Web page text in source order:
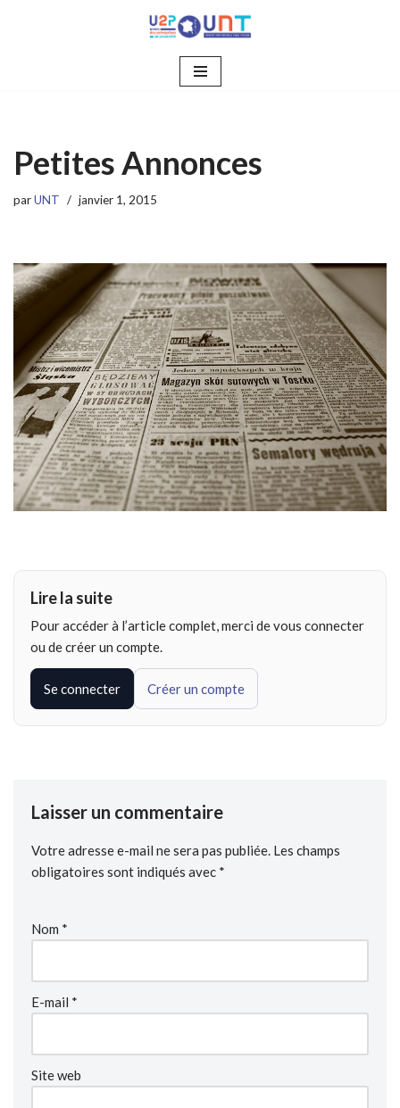
Petites Annonces
parUNT janvier 1, 2015
Lire la suite
Pour accéder à l’article complet, merci de vous connecter
ou de créer un compte.
Se connecter Créer un compte
Laisser un commentaire
Votre adresse e-mail ne sera pas publiée. Les champs
obligatoires sont indiqués avec *
Nom *
E-mail *
Site web